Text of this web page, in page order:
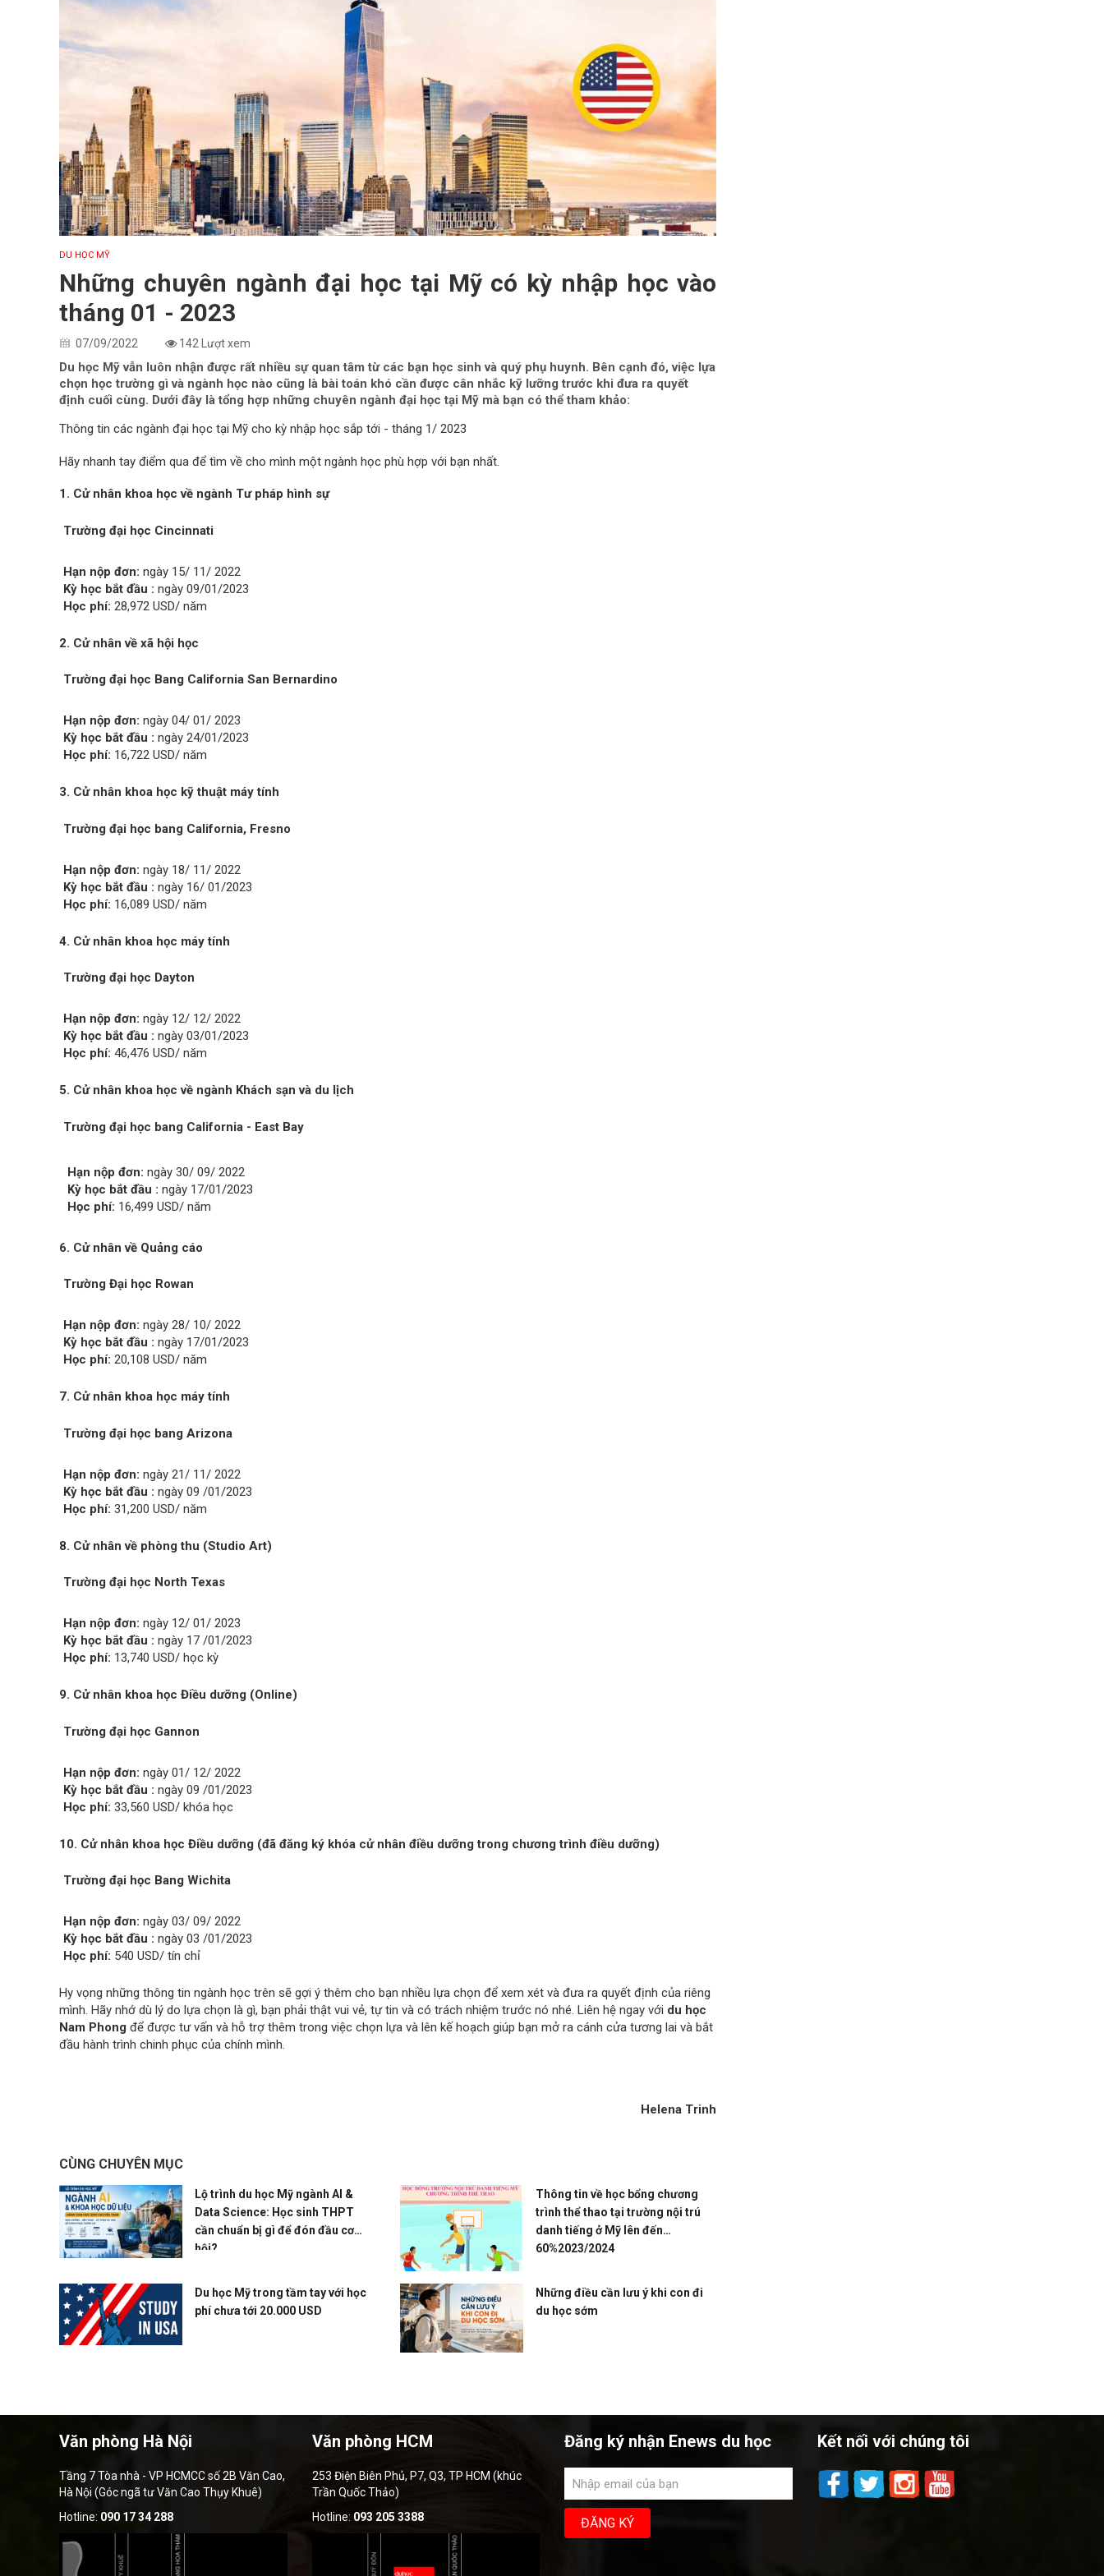
DU HỌC MỸ
Những chuyên ngành đại học tại Mỹ có kỳ nhập học vào
tháng 01 - 2023
07/09/2022 142 Lượt xem
Du học Mỹ vẫn luôn nhận được rất nhiều sự quan tâm từ các bạn học sinh và quý phụ huynh. Bên cạnh đó, việc lựa
chọn học trường gì và ngành học nào cũng là bài toán khó cần được cân nhắc kỹ lưỡng trước khi đưa ra quyết
định cuối cùng. Dưới đây là tổng hợp những chuyên ngành đại học tại Mỹ mà bạn có thể tham khảo:
Thông tin các ngành đại học tại Mỹ cho kỳ nhập học sắp tới - tháng 1/ 2023
Hãy nhanh tay điểm qua để tìm về cho mình một ngành học phù hợp với bạn nhất.
1. Cử nhân khoa học về ngành Tư pháp hình sự
Trường đại học Cincinnati
Hạn nộp đơn: ngày 15/ 11/ 2022
Kỳ học bắt đầu : ngày 09/01/2023
Học phí: 28,972 USD/ năm
2. Cử nhân về xã hội học
Trường đại học Bang California San Bernardino
Hạn nộp đơn: ngày 04/ 01/ 2023
Kỳ học bắt đầu : ngày 24/01/2023
Học phí: 16,722 USD/ năm
3. Cử nhân khoa học kỹ thuật máy tính
Trường đại học bang California, Fresno
Hạn nộp đơn: ngày 18/ 11/ 2022
Kỳ học bắt đầu : ngày 16/ 01/2023
Học phí: 16,089 USD/ năm
4. Cử nhân khoa học máy tính
Trường đại học Dayton
Hạn nộp đơn: ngày 12/ 12/ 2022
Kỳ học bắt đầu : ngày 03/01/2023
Học phí: 46,476 USD/ năm
5. Cử nhân khoa học về ngành Khách sạn và du lịch
Trường đại học bang California - East Bay
Hạn nộp đơn: ngày 30/ 09/ 2022
Kỳ học bắt đầu : ngày 17/01/2023
Học phí: 16,499 USD/ năm
6. Cử nhân về Quảng cáo
Trường Đại học Rowan
Hạn nộp đơn: ngày 28/ 10/ 2022
Kỳ học bắt đầu : ngày 17/01/2023
Học phí: 20,108 USD/ năm
7. Cử nhân khoa học máy tính
Trường đại học bang Arizona
Hạn nộp đơn: ngày 21/ 11/ 2022
Kỳ học bắt đầu : ngày 09 /01/2023
Học phí: 31,200 USD/ năm
8. Cử nhân về phòng thu (Studio Art)
Trường đại học North Texas
Hạn nộp đơn: ngày 12/ 01/ 2023
Kỳ học bắt đầu : ngày 17 /01/2023
Học phí: 13,740 USD/ học kỳ
9. Cử nhân khoa học Điều dưỡng (Online)
Trường đại học Gannon
Hạn nộp đơn: ngày 01/ 12/ 2022
Kỳ học bắt đầu : ngày 09 /01/2023
Học phí: 33,560 USD/ khóa học
10. Cử nhân khoa học Điều dưỡng (đã đăng ký khóa cử nhân điều dưỡng trong chương trình điều dưỡng)
Trường đại học Bang Wichita
Hạn nộp đơn: ngày 03/ 09/ 2022
Kỳ học bắt đầu : ngày 03 /01/2023
Học phí: 540 USD/ tín chỉ
Hy vọng những thông tin ngành học trên sẽ gợi ý thêm cho bạn nhiều lựa chọn để xem xét và đưa ra quyết định của riêng
mình. Hãy nhớ dù lý do lựa chọn là gì, bạn phải thật vui vẻ, tự tin và có trách nhiệm trước nó nhé. Liên hệ ngay với du học
Nam Phong để được tư vấn và hỗ trợ thêm trong việc chọn lựa và lên kế hoạch giúp bạn mở ra cánh cửa tương lai và bắt
đầu hành trình chinh phục của chính mình.
Helena Trinh
CÙNG CHUYÊN MỤC
Lộ trình du học Mỹ ngành AI &
Data Science: Học sinh THPT
cần chuẩn bị gì để đón đầu cơ
hội?
Thông tin về học bổng chương
trình thể thao tại trường nội trú
danh tiếng ở Mỹ lên đến
60%2023/2024
Du học Mỹ trong tầm tay với học
phí chưa tới 20.000 USD
Những điều cần lưu ý khi con đi
du học sớm
Văn phòng Hà Nội
Tầng 7 Tòa nhà - VP HCMCC số 2B Văn Cao,
Hà Nội (Góc ngã tư Văn Cao Thụy Khuê)
Hotline: 090 17 34 288
Văn phòng HCM
253 Điện Biên Phủ, P7, Q3, TP HCM (khúc
Trần Quốc Thảo)
Hotline: 093 205 3388
Đăng ký nhận Enews du học Kết nối với chúng tôi